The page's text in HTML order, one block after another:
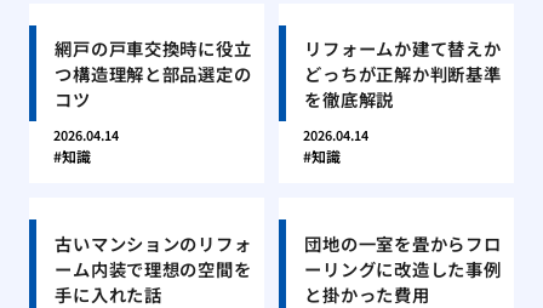
網戸の戸車交換時に役立
つ構造理解と部品選定の
コツ
2026.04.14
知識
リフォームか建て替えか
どっちが正解か判断基準
を徹底解説
2026.04.14
知識
古いマンションのリフォ
ーム内装で理想の空間を
手に入れた話
団地の一室を畳からフロ
ーリングに改造した事例
と掛かった費用